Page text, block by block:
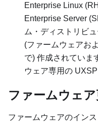
Enterprise Linux
Enterprise Server
ム・ディストリビ
(ファームウェアお
で) 作成されていま
ウェア専用の
ファームウェ
ファームウェアのイン